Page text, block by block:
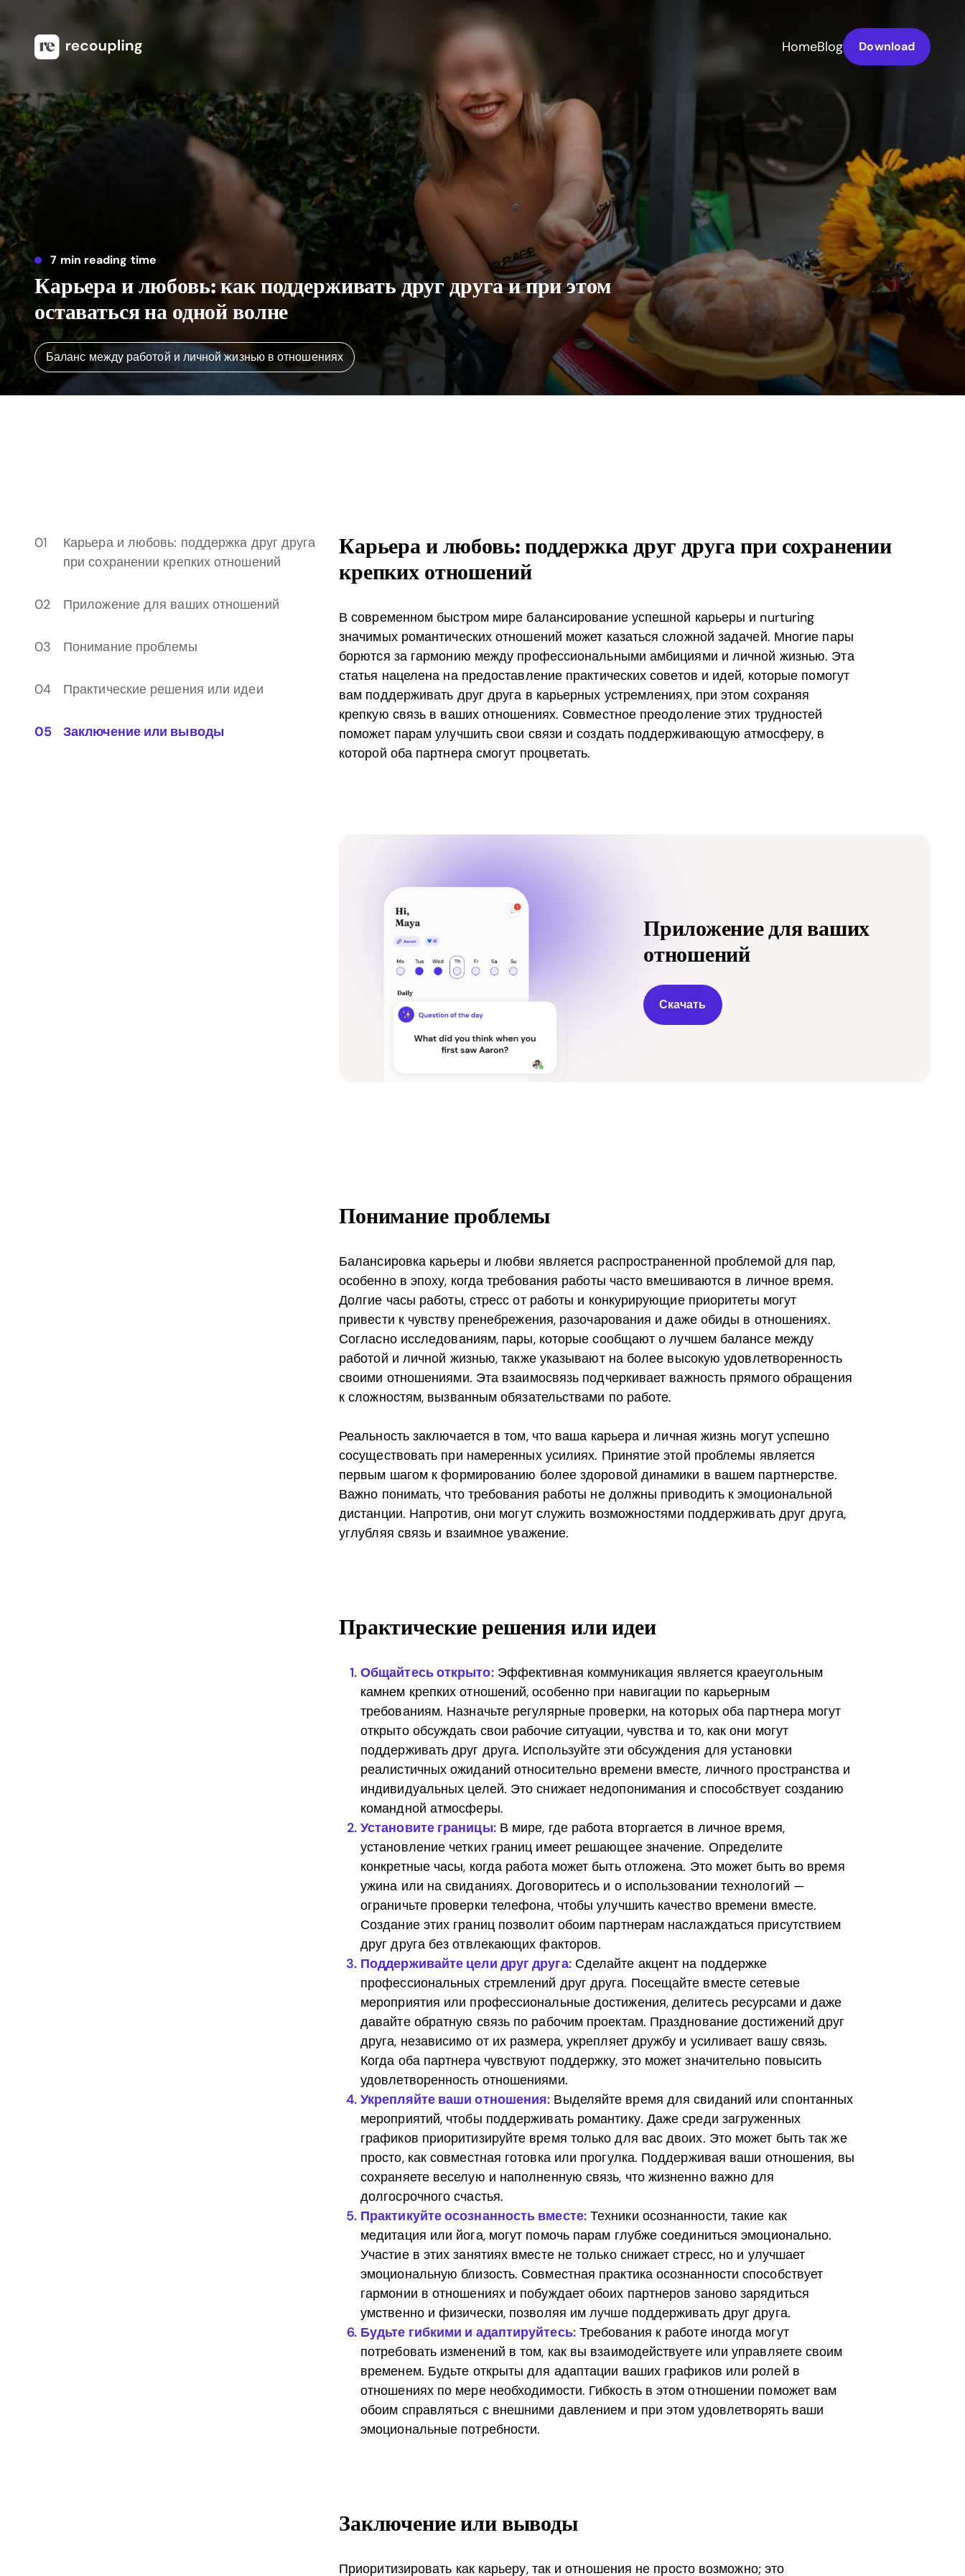
HomeBlog Download
7 min reading time
Карьера и любовь: как поддерживать друг друга и при этом
оставаться на одной волне
Баланс между работой и личной жизнью в отношениях
Карьера и любовь: поддержка друг друга
при сохранении крепких отношений
Приложение для ваших отношений
Понимание проблемы
Практические решения или идеи
Заключение или выводы
Карьера и любовь: поддержка друг друга при сохранении
крепких отношений
В современном быстром мире балансирование успешной карьеры и nurturing
значимых романтических отношений может казаться сложной задачей. Многие пары
борются за гармонию между профессиональными амбициями и личной жизнью. Эта
статья нацелена на предоставление практических советов и идей, которые помогут
вам поддерживать друг друга в карьерных устремлениях, при этом сохраняя
крепкую связь в ваших отношениях. Совместное преодоление этих трудностей
поможет парам улучшить свои связи и создать поддерживающую атмосферу, в
которой оба партнера смогут процветать.
Приложение для ваших
отношений
Скачать
Понимание проблемы
Балансировка карьеры и любви является распространенной проблемой для пар,
особенно в эпоху, когда требования работы часто вмешиваются в личное время.
Долгие часы работы, стресс от работы и конкурирующие приоритеты могут
привести к чувству пренебрежения, разочарования и даже обиды в отношениях.
Согласно исследованиям, пары, которые сообщают о лучшем балансе между
работой и личной жизнью, также указывают на более высокую удовлетворенность
своими отношениями. Эта взаимосвязь подчеркивает важность прямого обращения
к сложностям, вызванным обязательствами по работе.
Реальность заключается в том, что ваша карьера и личная жизнь могут успешно
сосуществовать при намеренных усилиях. Принятие этой проблемы является
первым шагом к формированию более здоровой динамики в вашем партнерстве.
Важно понимать, что требования работы не должны приводить к эмоциональной
дистанции. Напротив, они могут служить возможностями поддерживать друг друга,
углубляя связь и взаимное уважение.
Практические решения или идеи
Общайтесь открыто:Эффективная коммуникация является краеугольным
камнем крепких отношений, особенно при навигации по карьерным
требованиям. Назначьте регулярные проверки, на которых оба партнера могут
открыто обсуждать свои рабочие ситуации, чувства и то, как они могут
поддерживать друг друга. Используйте эти обсуждения для установки
реалистичных ожиданий относительно времени вместе, личного пространства и
индивидуальных целей. Это снижает недопонимания и способствует созданию
командной атмосферы.
Установите границы:В мире, где работа вторгается в личное время,
установление четких границ имеет решающее значение. Определите
конкретные часы, когда работа может быть отложена. Это может быть во время
ужина или на свиданиях. Договоритесь и о использовании технологий —
ограничьте проверки телефона, чтобы улучшить качество времени вместе.
Создание этих границ позволит обоим партнерам наслаждаться присутствием
друг друга без отвлекающих факторов.
Поддерживайте цели друг друга:Сделайте акцент на поддержке
профессиональных стремлений друг друга. Посещайте вместе сетевые
мероприятия или профессиональные достижения, делитесь ресурсами и даже
давайте обратную связь по рабочим проектам. Празднование достижений друг
друга, независимо от их размера, укрепляет дружбу и усиливает вашу связь.
Когда оба партнера чувствуют поддержку, это может значительно повысить
удовлетворенность отношениями.
Укрепляйте ваши отношения: Выделяйте время для свиданий или спонтанных
мероприятий, чтобы поддерживать романтику. Даже среди загруженных
графиков приоритизируйте время только для вас двоих. Это может быть так же
просто, как совместная готовка или прогулка. Поддерживая ваши отношения, вы
сохраняете веселую и наполненную связь, что жизненно важно для
долгосрочного счастья.
Практикуйте осознанность вместе:Техники осознанности, такие как
медитация или йога, могут помочь парам глубже соединиться эмоционально.
Участие в этих занятиях вместе не только снижает стресс, но и улучшает
эмоциональную близость. Совместная практика осознанности способствует
гармонии в отношениях и побуждает обоих партнеров заново зарядиться
умственно и физически, позволяя им лучше поддерживать друг друга.
Будьте гибкими и адаптируйтесь:Требования к работе иногда могут
потребовать изменений в том, как вы взаимодействуете или управляете своим
временем. Будьте открыты для адаптации ваших графиков или ролей в
отношениях по мере необходимости. Гибкость в этом отношении поможет вам
обоим справляться с внешними давлением и при этом удовлетворять ваши
эмоциональные потребности.
Заключение или выводы
Приоритизировать как карьеру, так и отношения не просто возможно; это